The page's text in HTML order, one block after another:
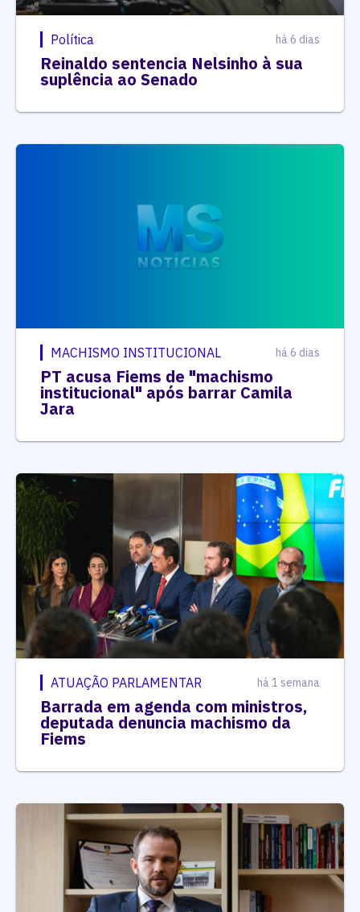
Política há 6 dias
Reinaldo sentencia Nelsinho à sua
suplência ao Senado
MACHISMO INSTITUCIONAL há 6 dias
PT acusa Fiems de "machismo
institucional" após barrar Camila
Jara
ATUAÇÃO PARLAMENTAR há 1 semana
Barrada em agenda com ministros,
deputada denuncia machismo da
Fiems